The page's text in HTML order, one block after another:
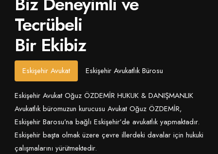
Eskişehir Ceza Hukuku Avukatı yazdı!
Haksız Tutuklama
Nedeni ile
Tazminat Davası
TÜMÜNÜ GÖR!
Tecrübeli
Bir Ekibiz
Eskişehir Avukat Eskişehir Avukatlık Bürosu
Eskişehir Avukat Oğuz ÖZDEMİR HUKUK & DANIŞMANLIK
Avukatlık büromuzun kurucusu Avukat Oğuz ÖZDEMİR,
Eskişehir Barosu’na bağlı Eskişehir’de avukatlık yapmaktadır.
Eskişehir başta olmak üzere çevre illerdeki davalar için hukuki
çalışmalarını yürütmektedir.